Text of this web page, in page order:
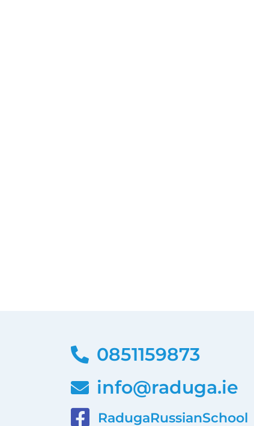
0851159873
info@raduga.ie
RadugaRussianSchool